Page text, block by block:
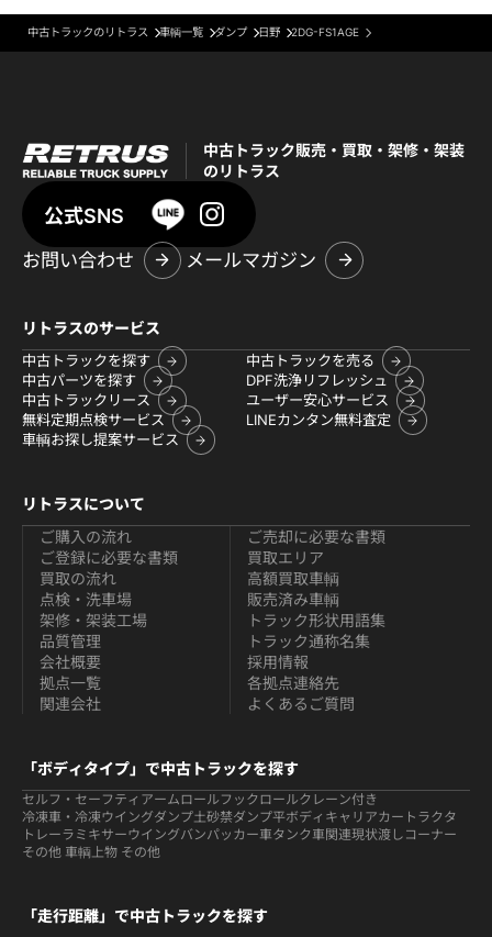
中古トラックのリトラス 車輌一覧 ダンプ 日野 2DG-FS1AGE
中古トラック販売・買取・架修・架装
のリトラス
公式SNS
お問い合わせ
メールマガジン
リトラスのサービス
中古トラックを探す
中古トラックを売る
中古パーツを探す
DPF洗浄リフレッシュ
中古トラックリース
ユーザー安心サービス
無料定期点検サービス
LINEカンタン無料査定
車輌お探し提案サービス
リトラスについて
ご購入の流れ
ご登録に必要な書類
買取の流れ
ご売却に必要な書類
買取エリア
高額買取車輌
点検・洗車場
架修・架装工場
品質管理
販売済み車輌
トラック形状用語集
トラック通称名集
会社概要
拠点一覧
関連会社
採用情報
各拠点連絡先
よくあるご質問
「ボディタイプ」で中古トラックを探す
セルフ・セーフティ アームロールフックロールクレーン付き
冷凍車・冷凍ウイングダンプ土砂禁ダンプ平ボディ キャリアカー トラクタ
トレーラ ミキサーウイングバンパッカー車タンク車関連現状渡しコーナー
その他 車輌上物 その他
「走行距離」で中古トラックを探す